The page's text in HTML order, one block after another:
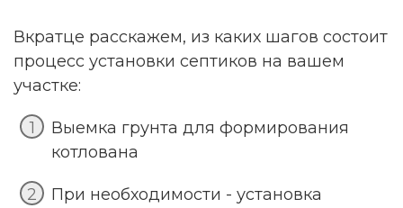
Вкратце расскажем, из каких шагов состоит
процесс установки септиков на вашем
участке:
Выемка грунта для формирования
котлована
При необходимости - установка